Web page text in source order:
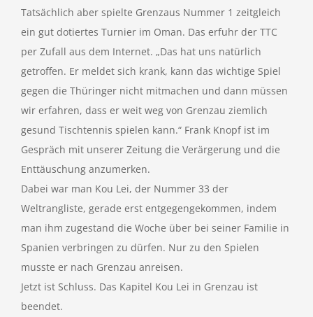
Tatsächlich aber spielte Grenzaus Nummer 1 zeitgleich
ein gut dotiertes Turnier im Oman. Das erfuhr der TTC
per Zufall aus dem Internet. „Das hat uns natürlich
getroffen. Er meldet sich krank, kann das wichtige Spiel
gegen die Thüringer nicht mitmachen und dann müssen
wir erfahren, dass er weit weg von Grenzau ziemlich
gesund Tischtennis spielen kann.“ Frank Knopf ist im
Gespräch mit unserer Zeitung die Verärgerung und die
Enttäuschung anzumerken.
Dabei war man Kou Lei, der Nummer 33 der
Weltrangliste, gerade erst entgegengekommen, indem
man ihm zugestand die Woche über bei seiner Familie in
Spanien verbringen zu dürfen. Nur zu den Spielen
musste er nach Grenzau anreisen.
Jetzt ist Schluss. Das Kapitel Kou Lei in Grenzau ist
beendet.